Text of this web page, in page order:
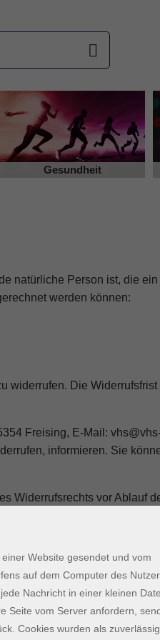
Gesundheit
natürliche Person ist, die
werden können:
Die
Freising, E-Mail:
informieren. Sie
Widerrufsrechts vor Ablauf
haben, unverzüglich
ist. Für diese
etwas anderes vereinbart;
Website gesendet und vom
auf dem Computer des
Nachricht in einer kleinen
Seite vom Server anfordern,
Cookies wurden als